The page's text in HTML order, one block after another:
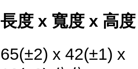
長度 x 寬度 x 高度
65(±2) x 42(±1) x